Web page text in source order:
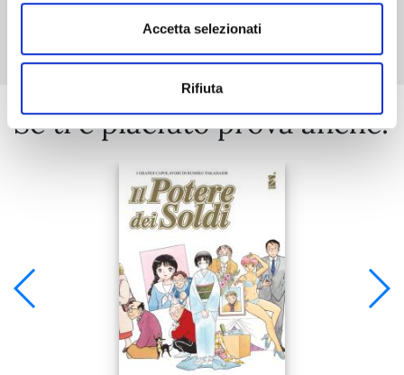
Accetta selezionati
Rifiuta
Mostra tutto
Se ti è piaciuto prova anche: